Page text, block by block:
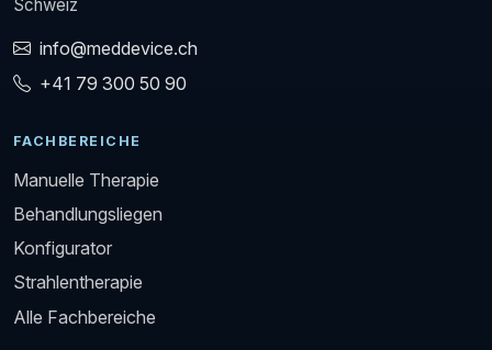
Schweiz
info@meddevice.ch
+41 79 300 50 90
FACHBEREICHE
Manuelle Therapie
Behandlungsliegen
Konfigurator
Strahlentherapie
Alle Fachbereiche